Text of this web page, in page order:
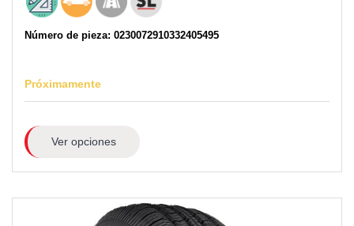
Número de pieza: 0230072910332405495
Próximamente
Ver opciones